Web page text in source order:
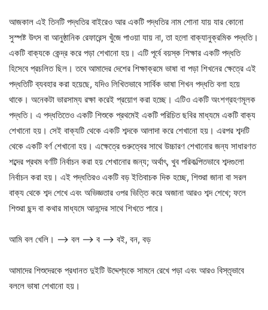
আজকাল এই তিনটি পদ্ধতির বাইরেও আর একটি পদ্ধতির নাম শোনা যায় যার কোনো
সুস্পষ্ট উৎস বা আনুষ্ঠানিক রেফারেন্স খুঁজে পাওয়া যায় না, তা হলো বাক্যানুক্রমিক পদ্ধতি।
একটি বাক্যকে কেন্দ্র করে পড়া শেখানো হয়। এটি পূর্বে বয়স্ক শিক্ষার একটি পদ্ধতি
হিসেবে প্রচলিত ছিল। তবে আমাদের দেশের শিক্ষাক্রমে ভাষা বা পড়া শিখনের ক্ষেত্রে এই
পদ্ধতিটি ব্যবহার করা হয়েছে, যদিও লিখিতভাবে সার্বিক ভাষা শিখন পদ্ধতি বলা হয়ে
থাকে। অনেকটা ভারসাম্য রক্ষা করেই প্রয়োগ করা হচ্ছে। এটিও একটি অংশগ্রহণমূলক
পদ্ধতি। এ পদ্ধতিতেও একটি শিশুকে প্রথমেই একটি পরিচিত ছবির মাধ্যমে একটি বাক্য
শেখানো হয়। সেই বাক্যটি থেকে একটি শব্দকে আলাদা করে শেখানো হয়। এরপর শব্দটি
থেকে একটি বর্ণ শেখানো হয়। এক্ষেত্রে গুরুত্বের সাথে উচ্চারণ শেখানোর জন্য সাধারণত
শব্দের প্রথম বর্ণটি নির্বাচন করা হয় শেখানোর জন্য; অর্থাৎ, খুব পরিকল্পিতভাবে শব্দগুলো
নির্বাচন করা হয়। এই পদ্ধতিরও একটি বড় ইতিবাচক দিক হচ্ছে, শিশুরা জানা বা সরল
বাক্য থেকে শব্দ শেখে এবং অভিজ্ঞতার ওপর ভিত্তি করে অজানা আরও শব্দ শেখে; ফলে
শিশুরা ছন্দ বা কথার মাধ্যমে আনন্দের সাথে শিখতে পারে।
আমি বল খেলি। –> বল –> ব –> বই, বন, বড়
আমাদের শিশুদেরকে প্রধানত দুইটি উদ্দেশ্যকে সামনে রেখে পড়া এবং আরও বিস্তৃভাবে
বললে ভাষা শেখানো হয়।